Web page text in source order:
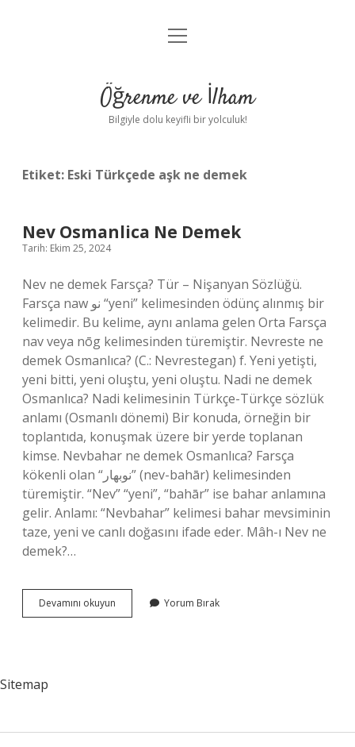
Anasayfa
Yasal Uyarı
menüyü
Öğrenme ve İlham
Bilgiyle dolu keyifli bir yolculuk!
Etiket: Eski Türkçede aşk ne demek
Nev Osmanlica Ne Demek
Tarih: Ekim 25, 2024
Nev ne demek Farsça? Tür – Nişanyan Sözlüğü.
Farsça naw نو “yeni” kelimesinden ödünç alınmış bir
kelimedir. Bu kelime, aynı anlama gelen Orta Farsça
nav veya nōg kelimesinden türemiştir. Nevreste ne
demek Osmanlıca? (C.: Nevrestegan) f. Yeni yetişti,
yeni bitti, yeni oluştu, yeni oluştu. Nadi ne demek
Osmanlıca? Nadi kelimesinin Türkçe-Türkçe sözlük
anlamı (Osmanlı dönemi) Bir konuda, örneğin bir
toplantıda, konuşmak üzere bir yerde toplanan
kimse. Nevbahar ne demek Osmanlıca? Farsça
kökenli olan “نوبهار” (nev-bahār) kelimesinden
türemiştir. “Nev” “yeni”, “bahār” ise bahar anlamına
gelir. Anlamı: “Nevbahar” kelimesi bahar mevsiminin
taze, yeni ve canlı doğasını ifade eder. Mâh-ı Nev ne
demek?…
Devamını okuyun
Osmanlica
Yorum Bırak
Sitemap